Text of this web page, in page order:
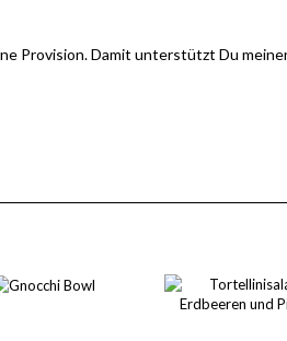
Provision. Damit unterstützt Du